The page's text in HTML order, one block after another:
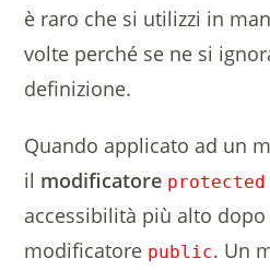
è raro che si utilizzi in
volte perché se ne si
definizione.
Quando applicato ad un
il modificatore protected
accessibilità più alto
modificatore public. Un